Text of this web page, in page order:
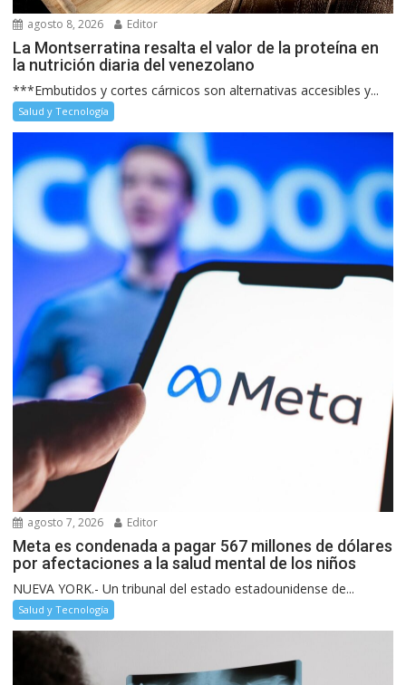
agosto 8, 2026 Editor
La Montserratina resalta el valor de la proteína en
la nutrición diaria del venezolano
***Embutidos y cortes cárnicos son alternativas accesibles y...
Salud y Tecnología
agosto 7, 2026 Editor
Meta es condenada a pagar 567 millones de dólares
por afectaciones a la salud mental de los niños
NUEVA YORK.- Un tribunal del estado estadounidense de...
Salud y Tecnología